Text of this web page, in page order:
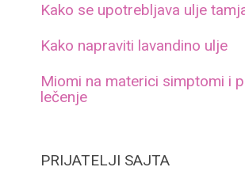
Kako se upotrebljava ulje
Kako napraviti lavandino ulje
Miomi na materici simptomi i
lečenje
PRIJATELJI SAJTA